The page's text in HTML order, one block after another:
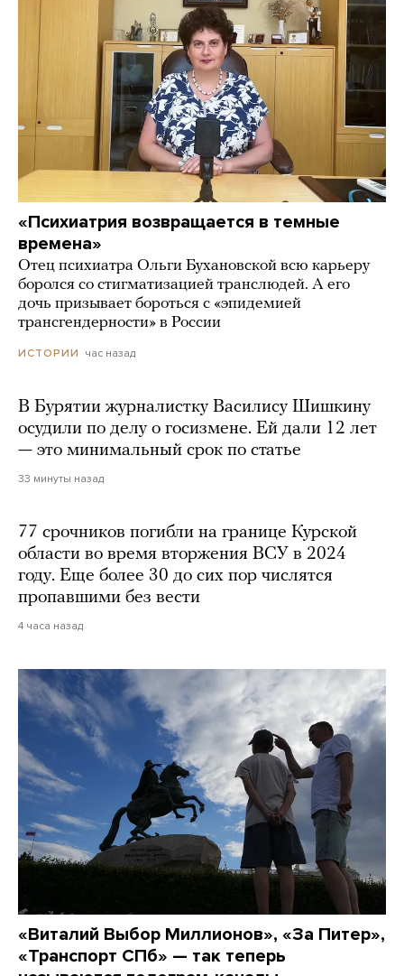
«Психиатрия возвращается в темные
времена»
Отец психиатра Ольги Бухановской всю карьеру
боролся со стигматизацией транслюдей. А его
дочь призывает бороться с «эпидемией
трансгендерности» в России
ИСТОРИИ час назад
В Бурятии журналистку Василису Шишкину
осудили по делу о госизмене. Ей дали 12 лет
— это минимальный срок по статье
33 минуты назад
77 срочников погибли на границе Курской
области во время вторжения ВСУ в 2024
году. Еще более 30 до сих пор числятся
пропавшими без вести
4 часа назад
«Виталий Выбор Миллионов», «За Питер»,
«Транспорт СПб» — так теперь